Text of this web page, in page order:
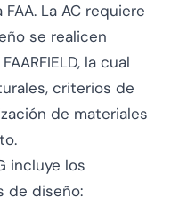
La AC requiere
se realicen
la cual
criterios de
de materiales
incluye los
de diseño: